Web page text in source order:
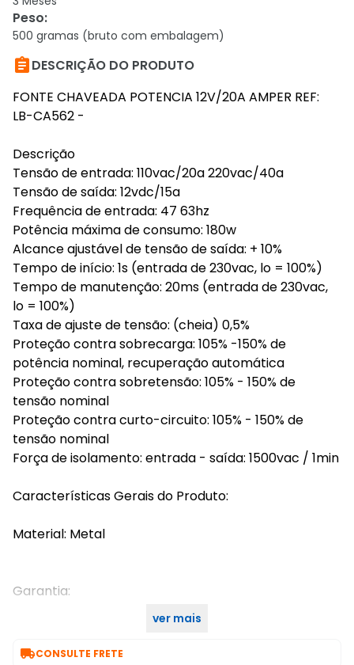
Peso:
500 gramas (bruto com embalagem)
DESCRIÇÃO DO PRODUTO
FONTE CHAVEADA POTENCIA 12V/20A AMPER REF:
LB-CA562 -
Descrição
Tensão de entrada: 110vac/20a 220vac/40a
Tensão de saída: 12vdc/15a
Frequência de entrada: 47 63hz
Potência máxima de consumo: 180w
Alcance ajustável de tensão de saída: + 10%
Tempo de início: 1s (entrada de 230vac, lo = 100%)
Tempo de manutenção: 20ms (entrada de 230vac,
lo = 100%)
Taxa de ajuste de tensão: (cheia) 0,5%
Proteção contra sobrecarga: 105% -150% de
potência nominal, recuperação automática
Proteção contra sobretensão: 105% - 150% de
tensão nominal
Proteção contra curto-circuito: 105% - 150% de
tensão nominal
Força de isolamento: entrada - saída: 1500vac / 1min
Características Gerais do Produto:
Material: Metal
Garantia:
ver mais
CONSULTE FRETE